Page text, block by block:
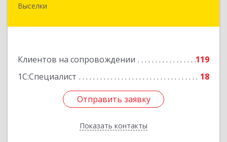
Выселки
Клиентов на сопровождении
119
1С:Специалист
18
Отправить заявку
Показать контакты
353100, Краснодарский край, Выселковский
Отправить заявку
Назад